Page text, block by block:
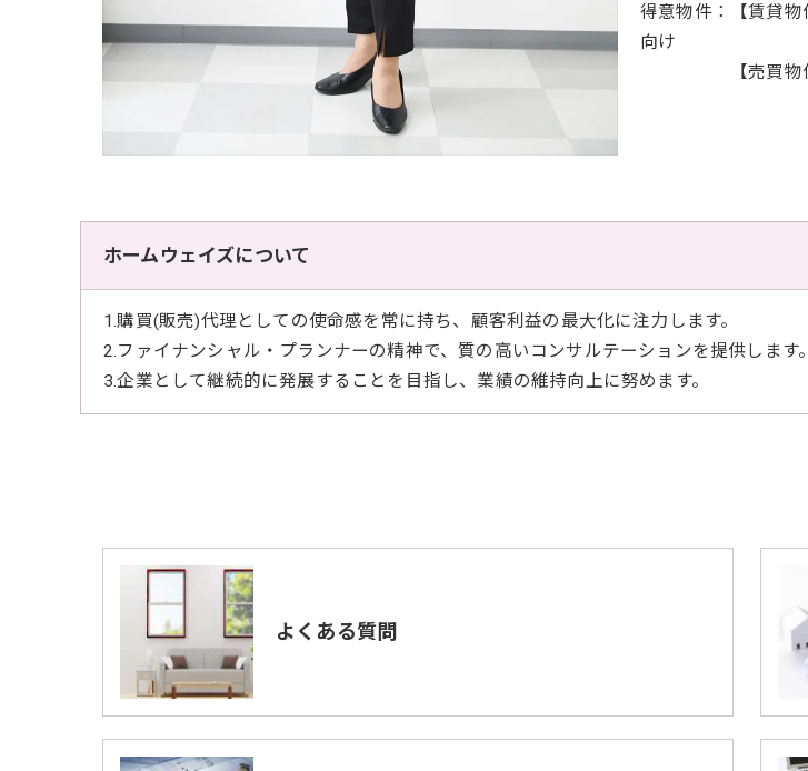
得意物件：【賃貸物
向け
【売買物件】中
ホームウェイズについて
1.購買(販売)代理としての使命感を常に持ち、顧客利益の最大化に注力します。
2.ファイナンシャル・プランナーの精神で、質の高いコンサルテーションを提供します。
3.企業として継続的に発展することを目指し、業績の維持向上に努めます。
よくある質問